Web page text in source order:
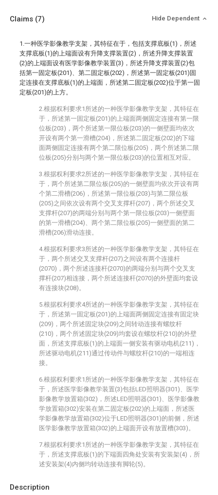
Description
Claims (7) Hide Dependent
1.一种医学影像教学支架，其特征在于，包括支撑底板(1)，所述
支撑底板(1)的上端面设有升降支撑装置(2)，所述升降支撑装置
(2)的上端面设有医学影像教学装置(3)，所述升降支撑装置(2)包
括第一固定板(201)、第二固定板(202)，所述第一固定板(201)固
定连接在支撑底板(1)的上端面，所述第二固定板(202)位于第一固
定板(201)的上方。
2.根据权利要求1所述的一种医学影像教学支架，其特征在
于，所述第一固定板(201)的上端面两侧固定连接有第一限
位板(203)，两个所述第一限位板(203)的一侧壁面均依次
开设有两个第一滑槽(204)，所述第二固定板(202)的下端
面两侧固定连接有两个第二限位板(205)，两个所述第二限
位板(205)分别与两个第一限位板(203)的位置相互对应。
3.根据权利要求2所述的一种医学影像教学支架，其特征在
于，两个所述第二限位板(205)的一侧壁面均依次开设有两
个第二滑槽(206)，所述第一限位板(203)与第二限位板
(205)之间依次设有两个交叉支撑杆(207)，两个所述交叉
支撑杆(207)的两端分别与两个第一限位板(203)一侧壁面
的第一滑槽(204)、两个第二限位板(205)一侧壁面的第二
滑槽(206)滑动连接。
4.根据权利要求3所述的一种医学影像教学支架，其特征在
于，两个所述交叉支撑杆(207)之间设有两个连接杆
(2070)，两个所述连接杆(2070)的两端分别与两个交叉支
撑杆(207)相连接，两个所述连接杆(2070)的外壁面均套设
有连接块(208)。
5.根据权利要求4所述的一种医学影像教学支架，其特征在
于，所述第一固定板(201)的上端面两侧固定连接有固定块
(209)，两个所述固定块(209)之间转动连接有螺纹杆
(210)，两个所述固定块(209)均套设在螺纹杆(210)的外壁
面，所述支撑底板(1)的上端面一侧安装有驱动电机(211)，
所述驱动电机(211)通过传动件与螺纹杆(210)的一端相连
接。
6.根据权利要求1所述的一种医学影像教学支架，其特征在
于，所述医学影像教学装置(3)包括LED照明器(301)、医学
影像教学放置箱(302)，所述LED照明器(301)、医学影像教
学放置箱(302)安装在第二固定板(202)的上端面，所述医
学影像教学放置箱(302)位于LED照明器(301)的前侧，所述
医学影像教学放置箱(302)的上端面开设有放置槽(303)。
7.根据权利要求1所述的一种医学影像教学支架，其特征在
于，所述支撑底板(1)的下端面四角处安装有安装架(4)，所
述安装架(4)内侧均转动连接有脚轮(5)。